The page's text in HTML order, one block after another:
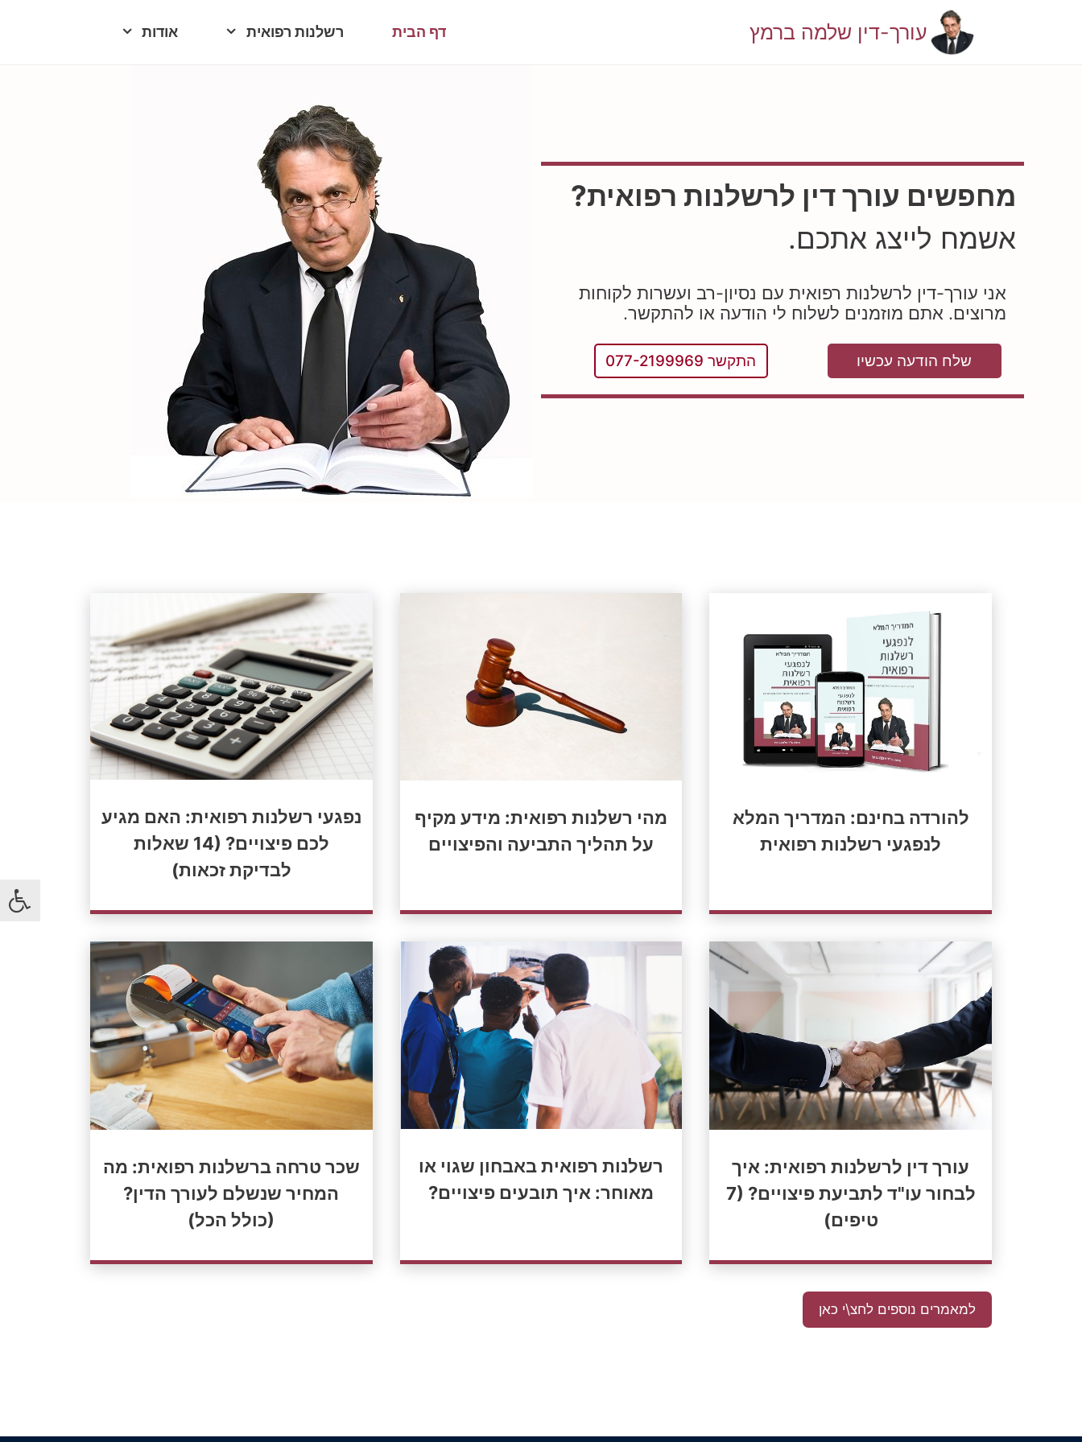
עורך-דין שלמה ברמץ דף הבית רשלנות רפואית אודות
מחפשים עורך דין לרשלנות רפואית?
אשמח לייצג אתכם.
אני עורך-דין לרשלנות רפואית עם נסיון-רב ועשרות לקוחות
מרוצים. אתם מוזמנים לשלוח לי הודעה או להתקשר.
התקשר 077-2199969 שלח הודעה עכשיו
להורדה בחינם: המדריך המלא
לנפגעי רשלנות רפואית
מהי רשלנות רפואית: מידע מקיף
על תהליך התביעה והפיצויים
נפגעי רשלנות רפואית: האם מגיע
לכם פיצויים? (14 שאלות
לבדיקת זכאות)
עורך דין לרשלנות רפואית: איך
לבחור עו"ד לתביעת פיצויים? (7
טיפים)
רשלנות רפואית באבחון שגוי או
מאוחר: איך תובעים פיצויים?
שכר טרחה ברשלנות רפואית: מה
המחיר שנשלם לעורך הדין?
(כולל הכל)
למאמרים נוספים לחצ\י כאן